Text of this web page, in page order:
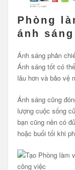
Phòng
ánh
Ánh sáng phản
Ánh sáng tốt có
lâu hơn và bảo vệ
Ánh sáng cũng
lượng cuộc sống
bạn cũng nên có
hoặc buổi tối khi